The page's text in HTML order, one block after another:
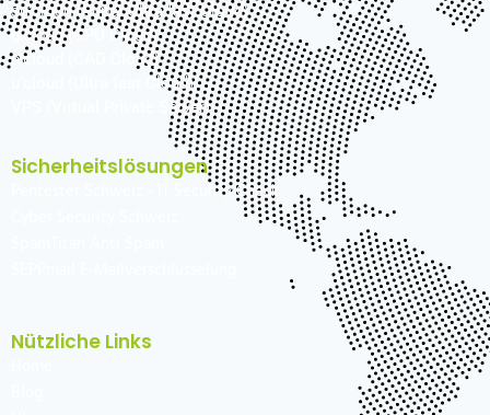
su’cloud (Super Ultra fast Cloud)
g’cloud (GPU Cloud)
c’cloud (CAD Cloud)
u’cloud (Ultra fast Cloud)
VPS (Virtual Private Server)
Sicherheitslösungen
Pentester Schweiz - IT Security Check
Nützliche Links